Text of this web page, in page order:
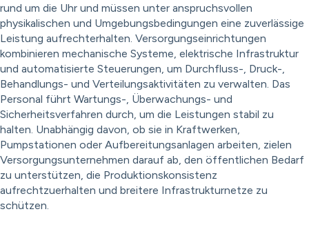
rund um die Uhr und müssen unter anspruchsvollen
physikalischen und Umgebungsbedingungen eine zuverlässige
Leistung aufrechterhalten. Versorgungseinrichtungen
kombinieren mechanische Systeme, elektrische Infrastruktur
und automatisierte Steuerungen, um Durchfluss-, Druck-,
Behandlungs- und Verteilungsaktivitäten zu verwalten. Das
Personal führt Wartungs-, Überwachungs- und
Sicherheitsverfahren durch, um die Leistungen stabil zu
halten. Unabhängig davon, ob sie in Kraftwerken,
Pumpstationen oder Aufbereitungsanlagen arbeiten, zielen
Versorgungsunternehmen darauf ab, den öffentlichen Bedarf
zu unterstützen, die Produktionskonsistenz
aufrechtzuerhalten und breitere Infrastrukturnetze zu
schützen.